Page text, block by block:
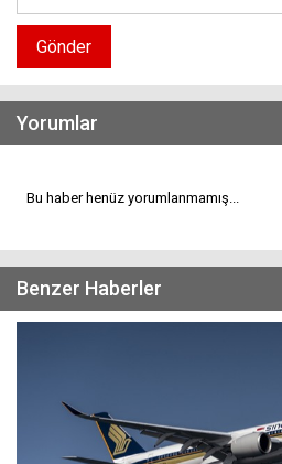
Gönder
Yorumlar
Bu haber henüz yorumlanmamış...
Benzer Haberler